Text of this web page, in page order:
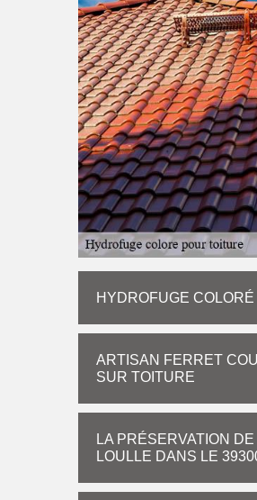
HYDROFUGE
ARTISAN FERRET
SUR TOITURE
LA PRÉSERVATION
LOULLE DANS LE